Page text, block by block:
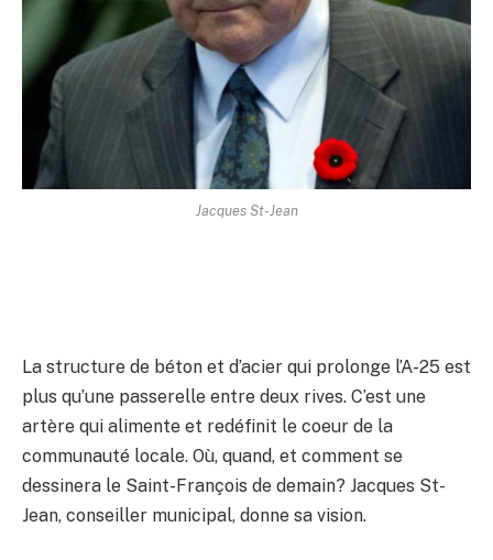
Jacques St-Jean
La structure de béton et d’acier qui prolonge l’A-25 est
plus qu’une passerelle entre deux rives. C’est une
artère qui alimente et redéfinit le coeur de la
communauté locale. Où, quand, et comment se
dessinera le Saint-François de demain? Jacques St-
Jean, conseiller municipal, donne sa vision.